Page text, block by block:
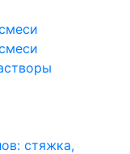
стяжка,